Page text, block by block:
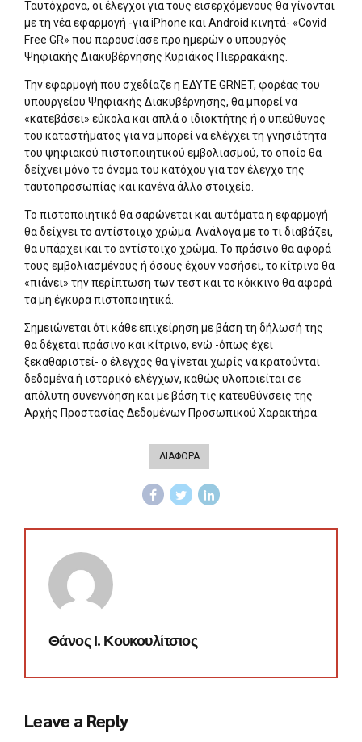
Ταυτόχρονα, οι έλεγχοι για τους εισερχόμενους θα γίνονται
με τη νέα εφαρμογή -για iPhone και Android κινητά- «Covid
Free GR» που παρουσίασε προ ημερών ο υπουργός
Ψηφιακής Διακυβέρνησης Κυριάκος Πιερρακάκης.
Την εφαρμογή που σχεδίαζε η ΕΔΥΤΕ GRNET, φορέας του
υπουργείου Ψηφιακής Διακυβέρνησης, θα μπορεί να
«κατεβάσει» εύκολα και απλά ο ιδιοκτήτης ή ο υπεύθυνος
του καταστήματος για να μπορεί να ελέγχει τη γνησιότητα
του ψηφιακού πιστοποιητικού εμβολιασμού, το οποίο θα
δείχνει μόνο το όνομα του κατόχου για τον έλεγχο της
ταυτοπροσωπίας και κανένα άλλο στοιχείο.
Το πιστοποιητικό θα σαρώνεται και αυτόματα η εφαρμογή
θα δείχνει το αντίστοιχο χρώμα. Ανάλογα με το τι διαβάζει,
θα υπάρχει και το αντίστοιχο χρώμα. Το πράσινο θα αφορά
τους εμβολιασμένους ή όσους έχουν νοσήσει, το κίτρινο θα
«πιάνει» την περίπτωση των τεστ και το κόκκινο θα αφορά
τα μη έγκυρα πιστοποιητικά.
Σημειώνεται ότι κάθε επιχείρηση με βάση τη δήλωσή της
θα δέχεται πράσινο και κίτρινο, ενώ -όπως έχει
ξεκαθαριστεί- ο έλεγχος θα γίνεται χωρίς να κρατούνται
δεδομένα ή ιστορικό ελέγχων, καθώς υλοποιείται σε
απόλυτη συνεννόηση και με βάση τις κατευθύνσεις της
Αρχής Προστασίας Δεδομένων Προσωπικού Χαρακτήρα.
ΔΙΑΦΟΡΑ
Θάνος Ι. Κουκουλίτσιος
Leave a Reply